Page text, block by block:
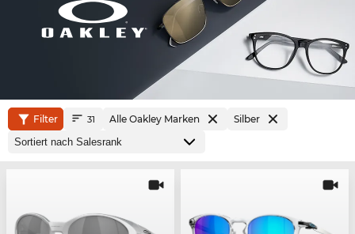
Filter 31 Alle Oakley Marken Silber